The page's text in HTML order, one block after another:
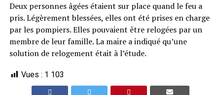
Deux personnes âgées étaient sur place quand le feu a
pris. Légèrement blessées, elles ont été prises en charge
par les pompiers. Elles pouvaient être relogées par un
membre de leur famille. La maire a indiqué qu’une
solution de relogement était à l’étude.
Vues : 1 103